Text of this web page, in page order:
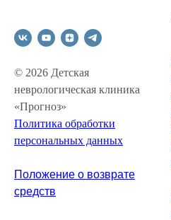
© 2026 Детская
неврологическая клиника
«Прогноз»
Политика обработки
персональных данных
Положение о возврате
средств